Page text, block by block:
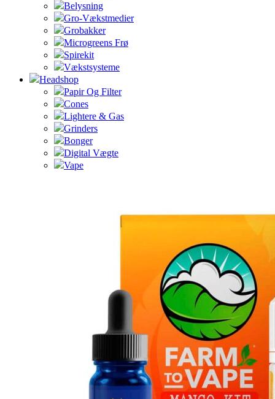
Belysning
Gro-Vækstmedier
Grobakker
Microgreens Frø
Spirekit
Vækstsysteme
Headshop
Papir Og Filter
Cones
Lightere & Gas
Grinders
Bonger
Digital Vægte
Vape